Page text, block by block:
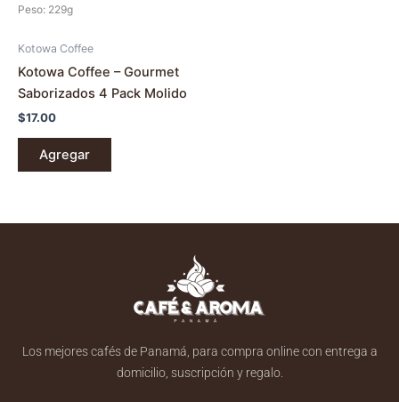
Peso: 229g
Kotowa Coffee
Kotowa Coffee – Gourmet
Saborizados 4 Pack Molido
$17.00
Agregar
Los mejores cafés de Panamá, para compra online con entrega a
domicilio, suscripción y regalo.